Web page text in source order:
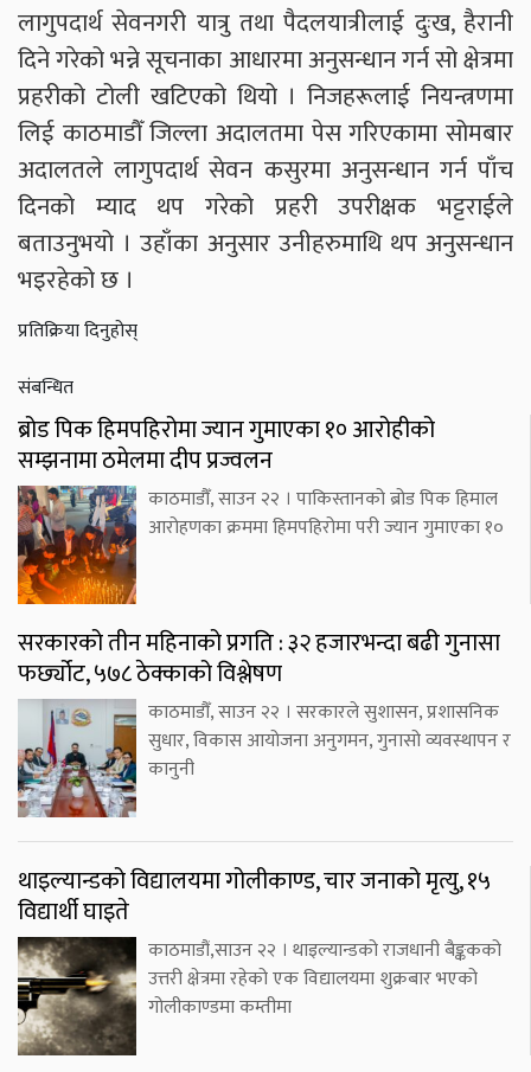
लागुपदार्थ सेवनगरी यात्रु तथा पैदलयात्रीलाई दुःख, हैरानी
दिने गरेको भन्ने सूचनाका आधारमा अनुसन्धान गर्न सो क्षेत्रमा
प्रहरीको टोली खटिएको थियो । निजहरूलाई नियन्त्रणमा
लिई काठमाडौँ जिल्ला अदालतमा पेस गरिएकामा सोमबार
अदालतले लागुपदार्थ सेवन कसुरमा अनुसन्धान गर्न पाँच
दिनको म्याद थप गरेको प्रहरी उपरीक्षक भट्टराईले
बताउनुभयो । उहाँका अनुसार उनीहरुमाथि थप अनुसन्धान
भइरहेको छ ।
प्रतिक्रिया दिनुहोस्
संबन्धित
ब्रोड पिक हिमपहिरोमा ज्यान गुमाएका १० आरोहीको
सम्झनामा ठमेलमा दीप प्रज्वलन
काठमाडौँ, साउन २२ । पाकिस्तानको ब्रोड पिक हिमाल
आरोहणका क्रममा हिमपहिरोमा परी ज्यान गुमाएका १०
सरकारको तीन महिनाको प्रगति : ३२ हजारभन्दा बढी गुनासा
फर्छ्योट, ५७८ ठेक्काको विश्लेषण
काठमाडौँ, साउन २२ । सरकारले सुशासन, प्रशासनिक
सुधार, विकास आयोजना अनुगमन, गुनासो व्यवस्थापन र
कानुनी
थाइल्यान्डको विद्यालयमा गोलीकाण्ड, चार जनाको मृत्यु, १५
विद्यार्थी घाइते
काठमाडौं,साउन २२ । थाइल्यान्डको राजधानी बैङ्ककको
उत्तरी क्षेत्रमा रहेको एक विद्यालयमा शुक्रबार भएको
गोलीकाण्डमा कम्तीमा